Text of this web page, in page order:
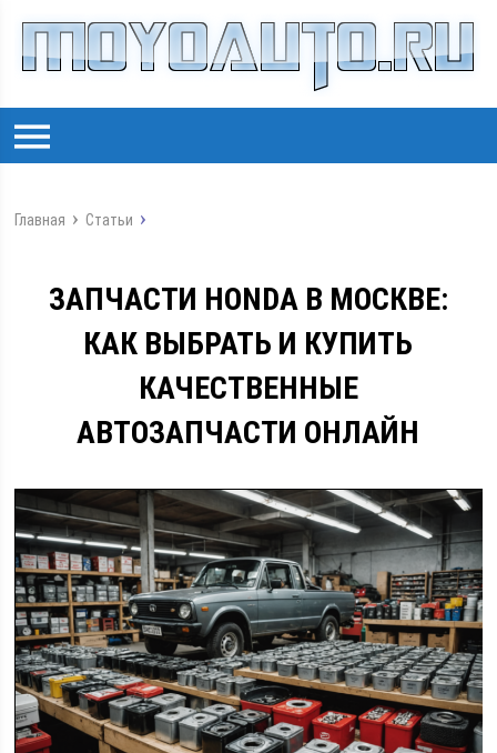
Главная Статьи
ЗАПЧАСТИ HONDA В МОСКВЕ:
КАК ВЫБРАТЬ И КУПИТЬ
КАЧЕСТВЕННЫЕ
АВТОЗАПЧАСТИ ОНЛАЙН